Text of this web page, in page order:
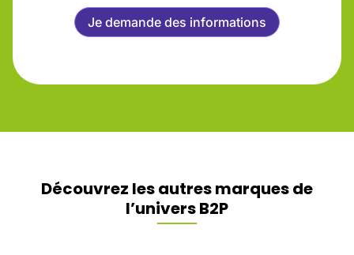
Je demande des informations
Découvrez les autres marques de
l’univers B2P